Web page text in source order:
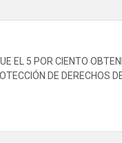
EL 5 POR CIENTO
DE DERECHOS